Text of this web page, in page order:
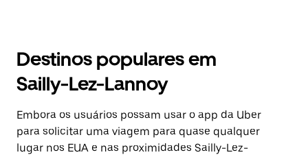
Destinos populares em
Sailly-Lez-Lannoy
Embora os usuários possam usar o app da Uber
para solicitar uma viagem para quase qualquer
lugar nos EUA e nas proximidades Sailly-Lez-